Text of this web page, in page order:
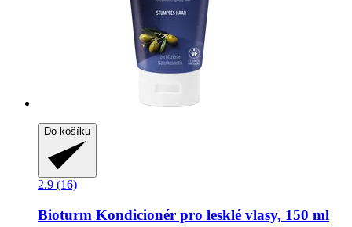
Do košíku
2.9 (16)
Bioturm Kondicionér pro lesklé vlasy, 150 ml